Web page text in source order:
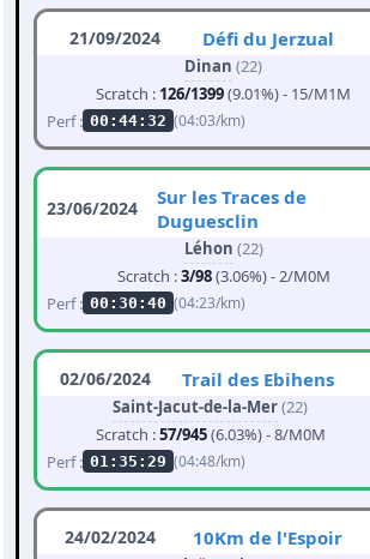
21/09/2024 Défi du Jerzual
Dinan (22)
Scratch : 126/1399(9.01%) - 15/M1M
Perf : 00:44:32 (04:03/km)
23/06/2024
Sur les Traces de
Duguesclin
Léhon (22)
Scratch :3/98(3.06%) - 2/M0M
Perf : 00:30:40 (04:23/km)
02/06/2024 Trail des Ebihens
Saint-Jacut-de-la-Mer(22)
Scratch :57/945(6.03%) - 8/M0M
Perf : 01:35:29 (04:48/km)
24/02/2024 10Km de l'Espoir